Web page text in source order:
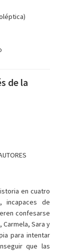
de la
en cuatro
incapaces de
confesarse
Sara y
para intentar
que las